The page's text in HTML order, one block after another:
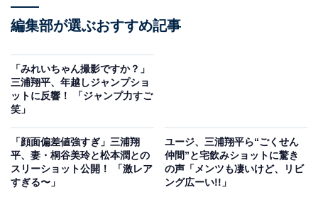
編集部が選ぶおすすめ記事
「みれいちゃん撮影ですか？」
三浦翔平、年越しジャンプショ
ットに反響！ 「ジャンプ力すご
笑」
「顔面偏差値強すぎ」三浦翔
平、妻・桐谷美玲と松本潤との
スリーショット公開！ 「激レア
すぎる〜」
ユージ、三浦翔平ら“ごくせん
仲間”と宅飲みショットに驚き
の声「メンツも凄いけど、リビ
ング広ーい!!」